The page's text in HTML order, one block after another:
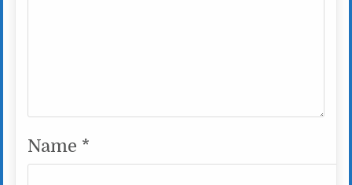
Name *